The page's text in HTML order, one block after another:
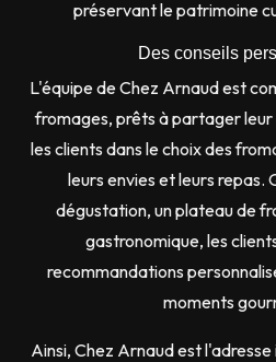
préservant le patrimoine
Des conseils
L'équipe de Chez Arnaud est
fromages, prêts à partager
les clients dans le choix des
leurs envies et leurs repas.
dégustation, un plateau de
gastronomique, les
recommandations
moments
Ainsi, Chez Arnaud est